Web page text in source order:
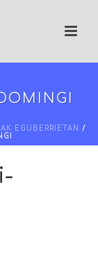
EGUBERRIETAN
/